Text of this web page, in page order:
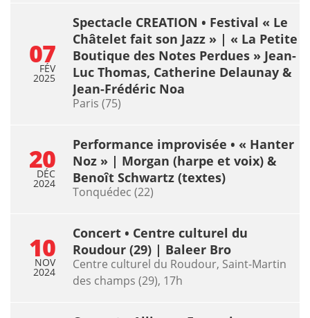
07
FÉV
2025
Spectacle CREATION • Festival « Le
Châtelet fait son Jazz » | « La Petite
Boutique des Notes Perdues » Jean-
Luc Thomas, Catherine Delaunay &
Jean-Frédéric Noa
Paris (75)
20
DÉC
2024
Performance improvisée • « Hanter
Noz » | Morgan (harpe et voix) &
Benoît Schwartz (textes)
Tonquédec (22)
10
NOV
2024
Concert • Centre culturel du
Roudour (29) | Baleer Bro
Centre culturel du Roudour, Saint-Martin
des champs (29), 17h